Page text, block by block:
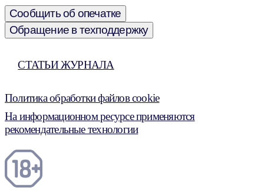
Сообщить об опечатке
Обращение в техподдержку
СТАТЬИ ЖУРНАЛА
Политика обработки файлов cookie
На информационном ресурсе применяются
рекомендательные технологии